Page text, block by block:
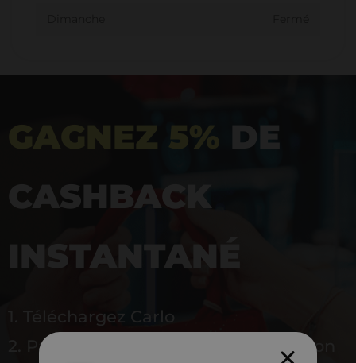
GAGNEZ 5% DE
CASHBACK
INSTANTANÉ
1. Téléchargez Carlo
2. Payez en magasin avec l’application